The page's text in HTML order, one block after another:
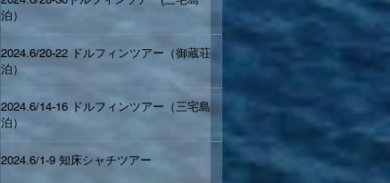
泊）
2024.6/20-22 ドルフィンツアー（御蔵荘
泊）
2024.6/14-16 ドルフィンツアー（三宅島
泊）
2024.6/1-9 知床シャチツアー